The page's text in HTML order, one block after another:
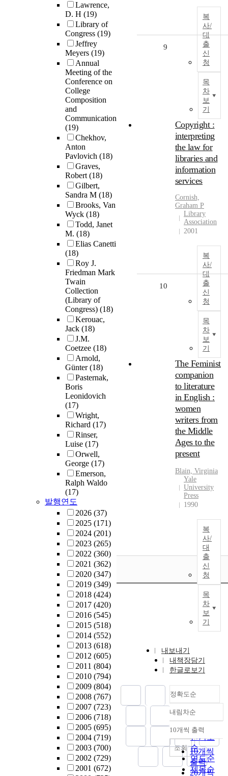
Lawrence,
D. H (19)
Library of
Congress (19)
Jeffrey
Meyers (19)
Annual
Meeting of the
Conference on
College
Composition
and
Communication
(19)
Chekhov,
Anton
Pavlovich (18)
Graves,
Robert(18)
Gilbert,
Sandra M (18)
Brooks, Van
Wyck (18)
Todd, Janet
M. (18)
Elias Canetti
(18)
Roy J.
Friedman Mark
Twain
Collection
(Library of
Congress) (18)
Kerouac,
Jack (18)
J.M.
Coetzee (18)
Arnold,
Günter(18)
Pasternak,
Boris
Leonidovich
(17)
Wright,
Richard (17)
Rinser,
Luise (17)
Orwell,
George (17)
Emerson,
Ralph Waldo
(17)
발행연도
2026 (37)
2025 (171)
2024 (201)
2023 (265)
2022 (360)
2021 (362)
2020 (347)
2019 (349)
2018 (424)
2017 (420)
2016 (545)
2015 (518)
2014 (552)
2013 (618)
2012 (605)
2011 (804)
2010 (794)
2009 (804)
2008 (767)
2007 (723)
2006 (718)
2005 (695)
2004 (719)
2003 (700)
2002 (729)
2001 (672)
복
사/
대
출
신
청
목
차
보
기
9
Copyright :
interpreting
the law for
libraries and
information
services
Cornish,
Graham P
Library
Association
2001
복
사/
대
출
신
청
목
차
보
기
10
The Feminist
companion
to literature
in English :
women
writers from
the Middle
Ages to the
present
Blain, Virginia
Yale
University
Press
1990
복
사/
대
출
신
청
목
차
보
기
내보내기
내책장담기
한글로보기
정확도순
정확도
순
인기도
순
연도순
제목순
내림차순
내림차순
10개씩 출력
10개씩
출력
20개씩
조회